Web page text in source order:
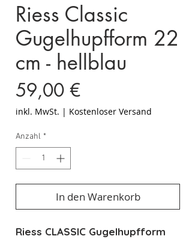
Riess Classic
Gugelhupfform 22
cm - hellblau
59,00 €Preis
inkl. MwSt. | Kostenloser Versand
Anzahl *
In den Warenkorb
Riess CLASSIC Gugelhupfform